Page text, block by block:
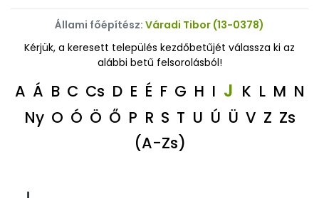
Állami főépítész: Váradi Tibor (13-0378)
Kérjük, a keresett település kezdőbetűjét válassza ki az
alábbi betű felsorolásból!
A Á B C Cs D E É F G H I J K L M N
Ny O Ó Ö Ő P R S T U Ú Ü V Z Zs
(A-Zs)